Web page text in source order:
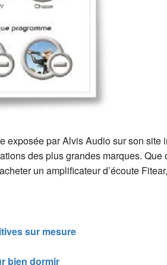
par Alvis Audio sur son site
des plus grandes marques. Que
un amplificateur d’écoute
sur mesure
bien dormir